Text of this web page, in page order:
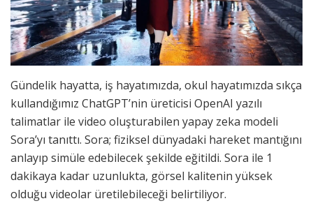
Gündelik hayatta, iş hayatımızda, okul hayatımızda sıkça
kullandığımız ChatGPT’nin üreticisi OpenAI yazılı
talimatlar ile video oluşturabilen yapay zeka modeli
Sora’yı tanıttı. Sora; fiziksel dünyadaki hareket mantığını
anlayıp simüle edebilecek şekilde eğitildi. Sora ile 1
dakikaya kadar uzunlukta, görsel kalitenin yüksek
olduğu videolar üretilebileceği belirtiliyor.